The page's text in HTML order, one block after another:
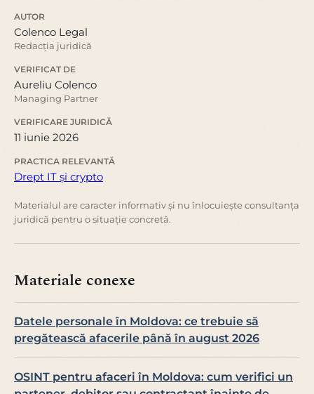
AUTOR
Colenco Legal
Redacția juridică
VERIFICAT DE
Aureliu Colenco
Managing Partner
VERIFICARE JURIDICĂ
11 iunie 2026
PRACTICA RELEVANTĂ
Drept IT și crypto
Materialul are caracter informativ și nu înlocuiește consultanța
juridică pentru o situație concretă.
Materiale conexe
Datele personale în Moldova: ce trebuie să
pregătească afacerile până în august 2026
OSINT pentru afaceri în Moldova: cum verifici un